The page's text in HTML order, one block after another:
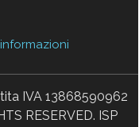
IVA 13868590962
RESERVED. ISP